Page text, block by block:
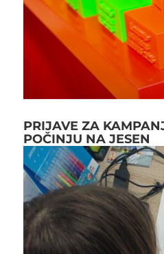
PRIJAVE ZA
POČINJU NA JESEN